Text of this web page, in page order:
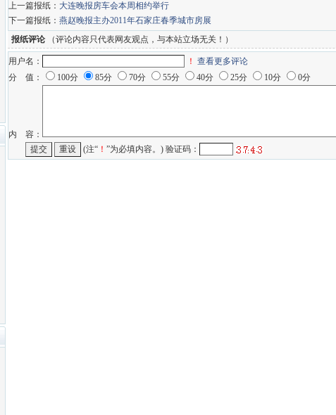
上一篇报纸： 大连晚报房车会本周相约举行
下一篇报纸： 燕赵晚报主办2011年石家庄春季城市房展
报纸评论 （评论内容只代表网友观点，与本站立场无关！）
用户名： ！ 查看更多评论
分 值：
100分 85分 70分 55分 40分 25分 10分 0分
内 容：
(注“ ！ ”为必填内容。) 验证码：